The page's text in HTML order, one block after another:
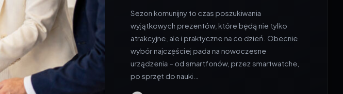
Sezon komunijny to czas poszukiwania
wyjątkowych prezentów, które będą nie tylko
atrakcyjne, ale i praktyczne na co dzień. Obecnie
wybór najczęściej pada na nowoczesne
urządzenia – od smartfonów, przez smartwatche,
po sprzęt do nauki…